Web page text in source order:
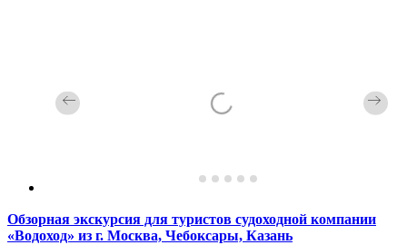
Обзорная экскурсия для туристов судоходной компании
«Водоход» из г. Москва, Чебоксары, Казань